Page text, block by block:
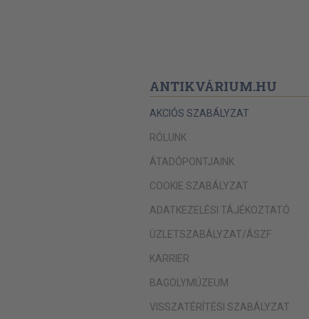
ANTIKVÁRIUM.HU
AKCIÓS SZABÁLYZAT
RÓLUNK
ÁTADÓPONTJAINK
COOKIE SZABÁLYZAT
ADATKEZELÉSI TÁJÉKOZTATÓ
ÜZLETSZABÁLYZAT/ÁSZF
KARRIER
BAGOLYMÚZEUM
VISSZATÉRÍTÉSI SZABÁLYZAT